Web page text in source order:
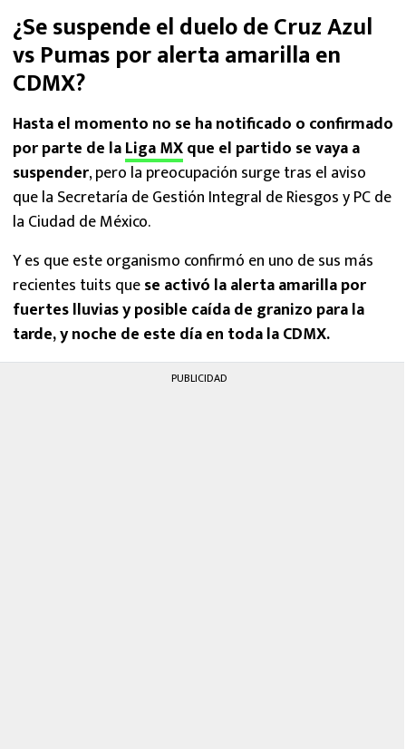
¿Se suspende el duelo de Cruz Azul
vs Pumas por alerta amarilla en
CDMX?
Hasta el momento no se ha notificado o confirmado
por parte de laLiga MXque el partido se vaya a
suspender, pero la preocupación surge tras el aviso
que la Secretaría de Gestión Integral de Riesgos y PC de
la Ciudad de México.
Y es que este organismo confirmó en uno de sus más
recientes tuits quese activó la alerta amarilla por
fuertes lluvias y posible caída de granizo para la
tarde, y noche de este día en toda la CDMX.
PUBLICIDAD